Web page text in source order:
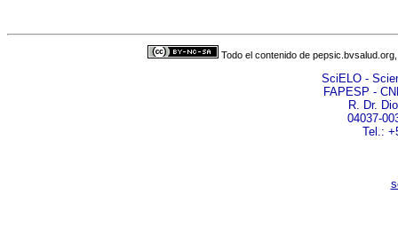
Todo el contenido de
SciELO -
FAPESP -
R. Dr.
04037-
Tel.: